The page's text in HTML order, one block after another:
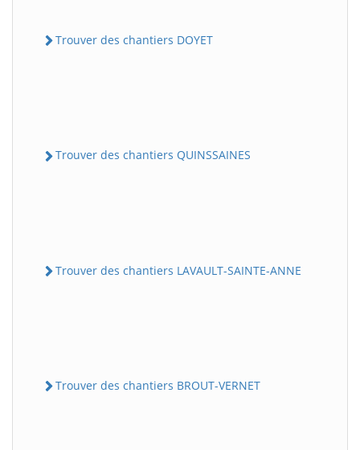
Trouver des chantiers DOYET
Trouver des chantiers QUINSSAINES
Trouver des chantiers LAVAULT-SAINTE-ANNE
Trouver des chantiers BROUT-VERNET